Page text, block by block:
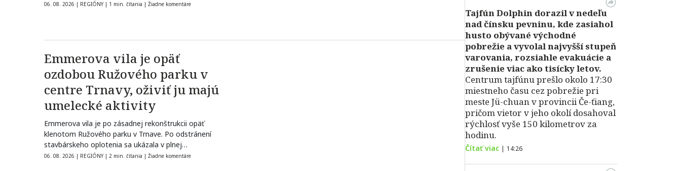
06. 08. 2026 | REGIÓNY | 1 min. čítania | Žiadne komentáre
Emmerova vila je opäť
ozdobou Ružového parku v
centre Trnavy, oživiť ju majú
umelecké aktivity
Emmerova vila je po zásadnej rekonštrukcii opäť
klenotom Ružového parku v Trnave. Po odstránení
stavbárskeho oplotenia sa ukázala v plnej…
06. 08. 2026 | REGIÓNY | 2 min. čítania | Žiadne komentáre
Tajfún Dolphin dorazil v nedeľu
nad čínsku pevninu, kde zasiahol
husto obývané východné
pobrežie a vyvolal najvyšší stupeň
varovania, rozsiahle evakuácie a
zrušenie viac ako tisícky letov.
Centrum tajfúnu prešlo okolo 17:30
miestneho času cez pobrežie pri
meste Jü-chuan v provincii Če-ťiang,
pričom vietor v jeho okolí dosahoval
rýchlosť vyše 150 kilometrov za
hodinu.
Čítať viac | 14:26